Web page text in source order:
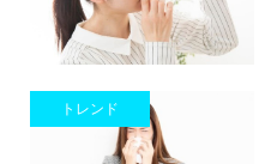
トレンド